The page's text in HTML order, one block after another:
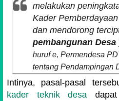
melakukan
Kader
dan mendorong
pembangunan Desa
huruf e, Permendesa
tentang Pendampingan
Intinya, pasal-pasal
kader teknik desa